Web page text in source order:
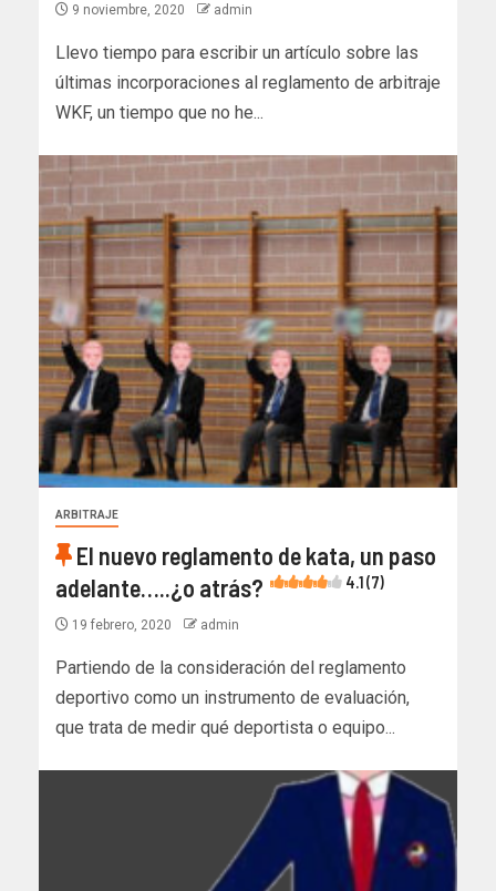
9 noviembre, 2020 admin
Llevo tiempo para escribir un artículo sobre las
últimas incorporaciones al reglamento de arbitraje
WKF, un tiempo que no he...
ARBITRAJE
El nuevo reglamento de kata, un paso
adelante…..¿o atrás?
4.1 (7)
19 febrero, 2020 admin
Partiendo de la consideración del reglamento
deportivo como un instrumento de evaluación,
que trata de medir qué deportista o equipo...